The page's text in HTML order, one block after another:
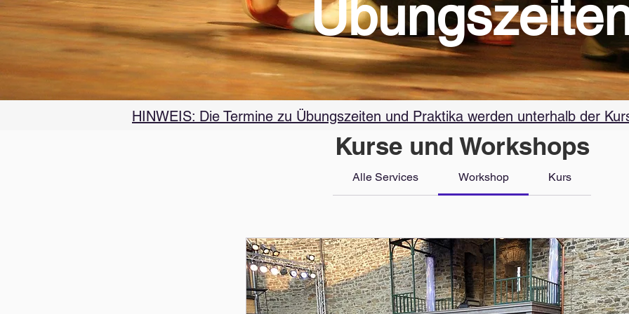
HINWEIS: Die Termine zu Übungszeiten und Praktika werden unterhalb der
Kurse und Workshops
Alle Services Workshop Kurs